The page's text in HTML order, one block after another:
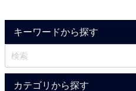
キーワードから探す
カテゴリから探す